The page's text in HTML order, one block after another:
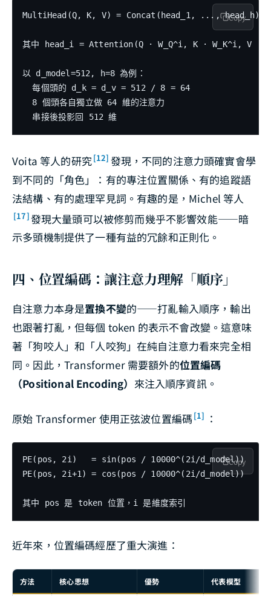
MultiHead(Q, K, V) = Concat(head_1, ..., head_h) ·
其中 head_i = Attention(Q · W_Q^i, K · W_K^i, V ·
以 d_model=512, h=8 為例：
  每個頭的 d_k = d_v = 512 / 8 = 64
  8 個頭各自獨立做 64 維的注意力
Copy
Voita 等人的研究[12] 發現，不同的注意力頭確實會學
到不同的「角色」：有的專注位置關係、有的追蹤語
法結構、有的處理罕見詞。有趣的是，Michel 等人
[17]發現大量頭可以被修剪而幾乎不影響效能——暗
示多頭機制提供了一種有益的冗餘和正則化。
四、位置編碼：讓注意力理解「順序」
自注意力本身是置換不變的——打亂輸入順序，輸出
也跟著打亂，但每個 token 的表示不會改變。這意味
著「狗咬人」和「人咬狗」在純自注意力看來完全相
同。因此，Transformer 需要額外的位置編碼
（Positional Encoding） 來注入順序資訊。
原始 Transformer 使用正弦波位置編碼 [1] ：
PE(pos, 2i)   = sin(pos / 10000^(2i/d_model))
PE(pos, 2i+1) = cos(pos / 10000^(2i/d_model))
Copy
近年來，位置編碼經歷了重大演進：
方法 核心思想 優勢 代表模型